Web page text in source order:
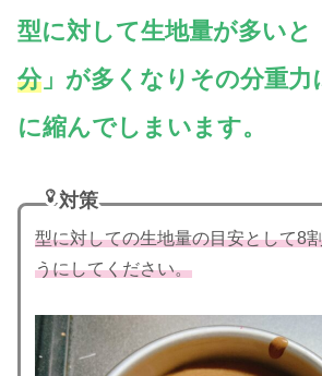
型に対して生地量が多いと
分」が多くなりその分重力
に縮んでしまいます。
対策
型に対しての生地量の目安として8
うにしてください。